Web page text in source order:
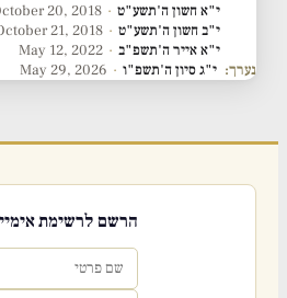
י"א חשון ה'תשע"ט ·
20, 2018
י"ב חשון ה'תשע"ט ·
21, 2018
י"א אייר ה'תשפ"ב ·
May 12, 2022
נערך: י"ג סיון ה'תשפ"ו ·
May 29, 2026
הרשם לרשימת